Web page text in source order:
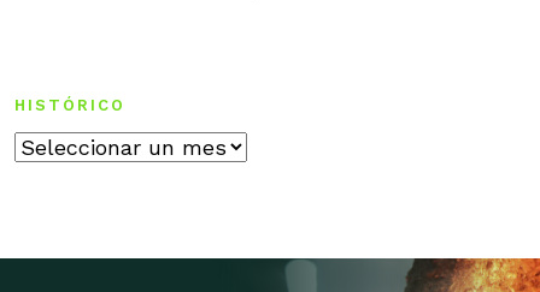
HISTÓRICO
Histórico